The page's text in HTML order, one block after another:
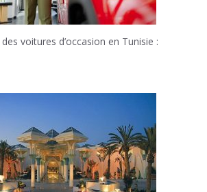
voitures d’occasion en Tunisie :